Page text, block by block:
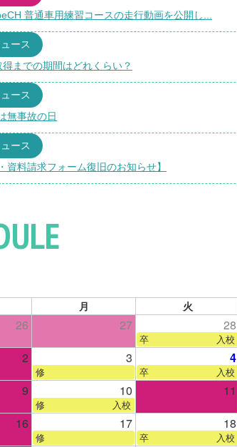
普通車用練習コースの走行動画を公開し...
ース
までの期間はどれくらい？
ース
無事故の日
ース
資料請求フォーム復旧のお知らせ】
月 火
26 27 28
卒 入校
2 3 4
修 卒 入校
9 10 11
修 入校
16 17 18
修 卒 入校